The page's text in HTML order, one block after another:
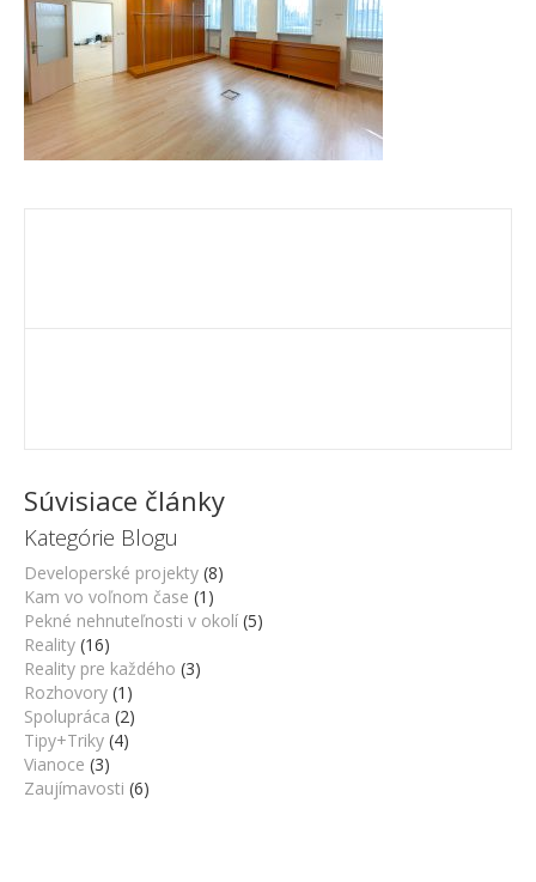
Súvisiace články
Kategórie Blogu
Developerské projekty (8)
Kam vo voľnom čase (1)
Pekné nehnuteľnosti v okolí (5)
Reality (16)
Reality pre každého (3)
Rozhovory (1)
Spolupráca (2)
Tipy+Triky (4)
Vianoce (3)
Zaujímavosti (6)